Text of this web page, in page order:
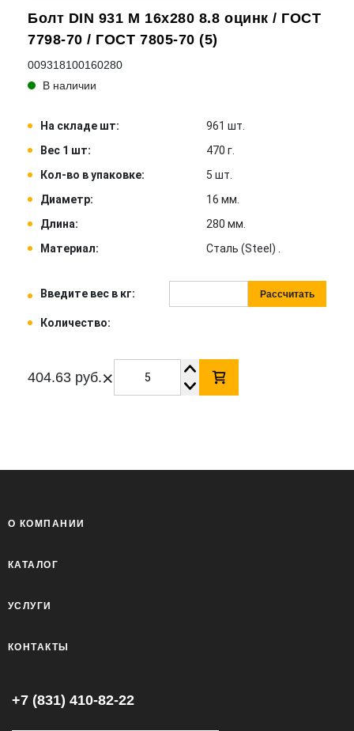
Болт DIN 931 M 16x280 8.8 оцинк / ГОСТ
7798-70 / ГОСТ 7805-70 (5)
009318100160280
В наличии
На складе шт:
961 шт.
Вес 1 шт:
470 г.
Кол-во в упаковке:
5 шт.
Диаметр:
16 мм.
Длина:
280 мм.
Материал:
Сталь (Steel) .
Введите вес в кг: Рассчитать
Количество:
404.63 руб.×
О КОМПАНИИ
КАТАЛОГ
УСЛУГИ
КОНТАКТЫ
+7 (831) 410-82-22